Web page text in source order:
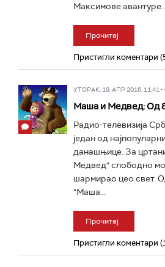
Максимове
Прочитај
Пристигли коментари
УТОРАК, 19. АПР 2016, 11:41 -
Маша и Медвед: Од
Радио-телевизија
један од
данашњице. За
Медвед" слободно
шармирао цео свет.
"Маша...
Прочитај
Пристигли коментари